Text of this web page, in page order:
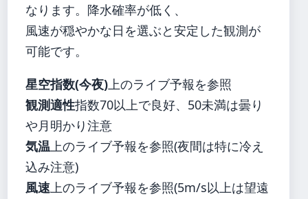
なります。降水確率が低く、
風速が穏やかな日を選ぶと安定した観測が
可能です。
星空指数(今夜)上のライブ予報を参照
観測適性指数70以上で良好、50未満は曇り
や月明かり注意
気温上のライブ予報を参照(夜間は特に冷え
込み注意)
風速上のライブ予報を参照(5m/s以上は望遠